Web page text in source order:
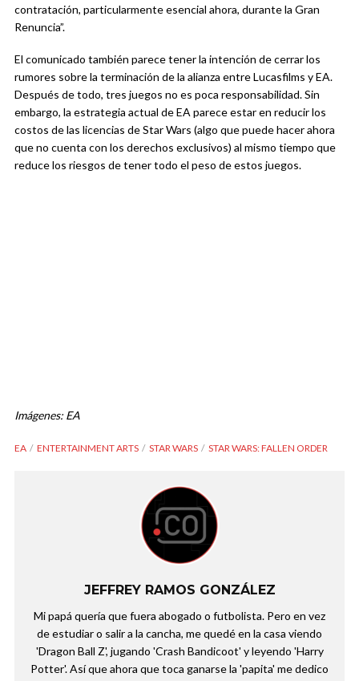
contratación, particularmente esencial ahora, durante la Gran
Renuncia”.
El comunicado también parece tener la intención de cerrar los
rumores sobre la terminación de la alianza entre Lucasfilms y EA.
Después de todo, tres juegos no es poca responsabilidad. Sin
embargo, la estrategia actual de EA parece estar en reducir los
costos de las licencias de Star Wars (algo que puede hacer ahora
que no cuenta con los derechos exclusivos) al mismo tiempo que
reduce los riesgos de tener todo el peso de estos juegos.
Imágenes: EA
EA ENTERTAINMENT ARTS STAR WARS STAR WARS: FALLEN ORDER
JEFFREY RAMOS GONZÁLEZ
Mi papá quería que fuera abogado o futbolista. Pero en vez
de estudiar o salir a la cancha, me quedé en la casa viendo
'Dragon Ball Z', jugando 'Crash Bandicoot' y leyendo 'Harry
Potter'. Así que ahora que toca ganarse la 'papita' me dedico